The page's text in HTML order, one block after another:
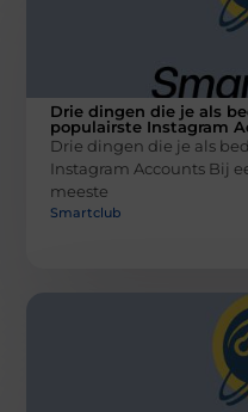
Drie dingen die je als
populairste Instagram
Drie dingen die je als
Instagram Accounts Bij
meeste
Smartclub